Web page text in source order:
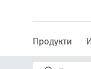
Продукти